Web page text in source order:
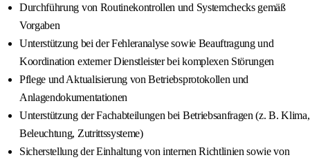
Durchführung von Routinekontrollen und Systemchecks gemäß
Vorgaben
Unterstützung bei der Fehleranalyse sowie Beauftragung und
Koordination externer Dienstleister bei komplexen Störungen
Pflege und Aktualisierung von Betriebsprotokollen und
Anlagendokumentationen
Unterstützung der Fachabteilungen bei Betriebsanfragen (z. B. Klima,
Beleuchtung, Zutrittssysteme)
Sicherstellung der Einhaltung von internen Richtlinien sowie von